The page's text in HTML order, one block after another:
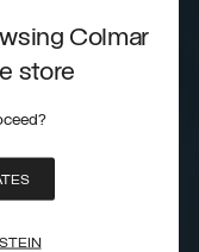
Colmar
store